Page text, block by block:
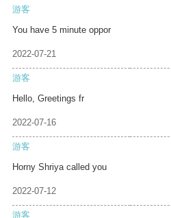
游客
You have 5 minute oppor
2022-07-21
游客
Hello, Greetings fr
2022-07-16
游客
Horny Shriya called you
2022-07-12
游客